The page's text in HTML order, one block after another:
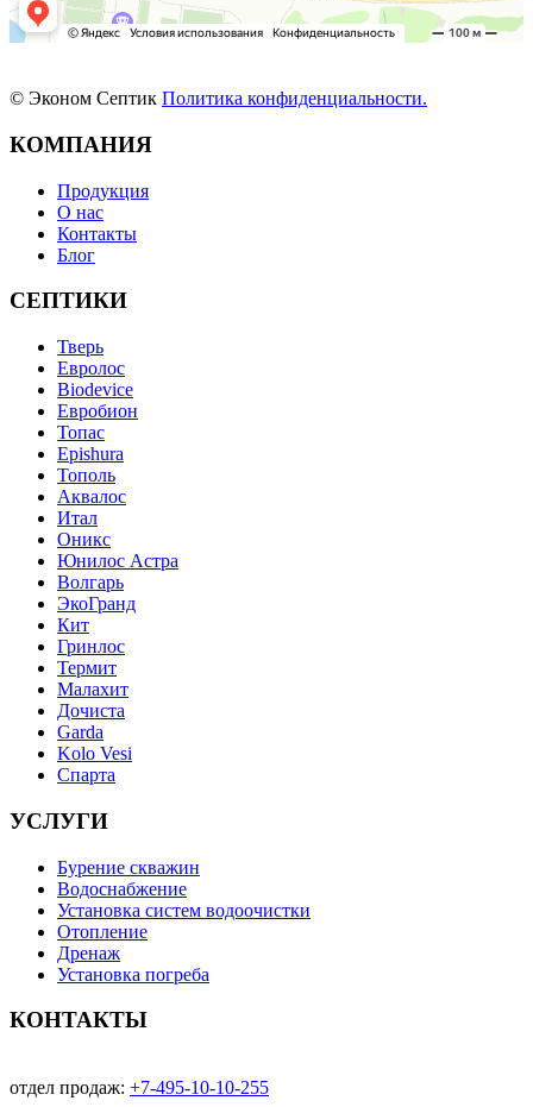
© Эконом Септик Политика конфиденциальности.
КОМПАНИЯ
Продукция
О нас
Контакты
Блог
СЕПТИКИ
Тверь
Евролос
Biodevice
Евробион
Топас
Epishura
Тополь
Аквалос
Итал
Оникс
Юнилос Астра
Волгарь
ЭкоГранд
Кит
Гринлос
Термит
Малахит
Дочиста
Garda
Kolo Vesi
Спарта
УСЛУГИ
Бурение скважин
Водоснабжение
Установка систем водоочистки
Отопление
Дренаж
Установка погреба
КОНТАКТЫ
отдел продаж: +7-495-10-10-255